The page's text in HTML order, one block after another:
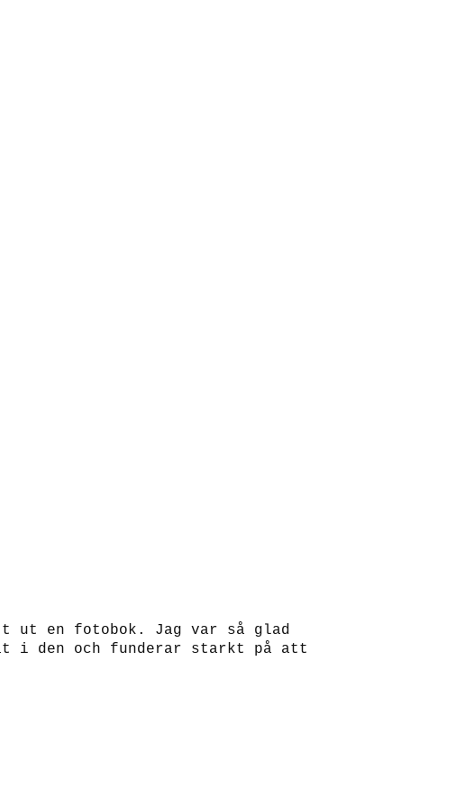
ut en fotobok. Jag var så glad
i den och funderar starkt på att